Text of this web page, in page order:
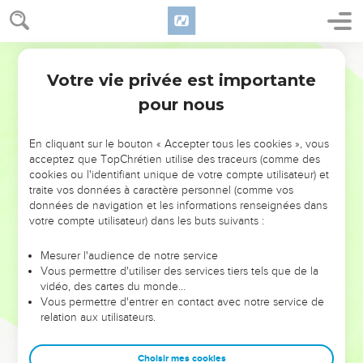
NE MANQUEZ PAS L’ÉVÉNEMENT
DE L’ANNÉE !
ET SI LEURS ERREURS POUVAIENT VOUS ÉVITER LES
VOTRES ?
leur foi ou leur vision. Mais on voit moins les doutes, les erreurs
et les saisons difficiles qu'ils ont traversés, alors même que ce
sont elles qui les ont façonnés.
Dans cette conférence, leaders, entrepreneurs, et responsables
clés pour avancer avec plus de sagesse afin que leurs erreurs
Votre vie privée est importante
pour nous
En cliquant sur le bouton « Accepter tous les cookies », vous
acceptez que TopChrétien utilise des traceurs (comme des
cookies ou l'identifiant unique de votre compte utilisateur) et
traite vos données à caractère personnel (comme vos
données de navigation et les informations renseignées dans
votre compte utilisateur) dans les buts suivants :
Mesurer l'audience de notre service
Vous permettre d'utiliser des services tiers tels que de la
vidéo, des cartes du monde…
Vous permettre d'entrer en contact avec notre service de
relation aux utilisateurs.
Choisir mes cookies